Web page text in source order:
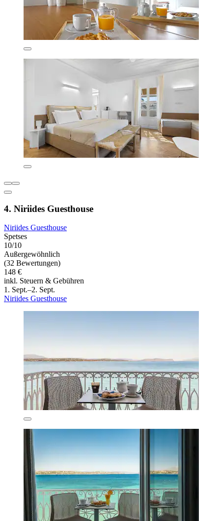
4. Niriides Guesthouse
Niriides Guesthouse
Spetses
10/10
Außergewöhnlich
(32 Bewertungen)
148 €
inkl. Steuern & Gebühren
1. Sept.–2. Sept.
Niriides Guesthouse